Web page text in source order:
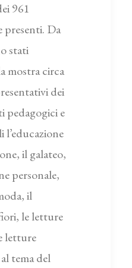
961
presenti. Da
stati
mostra circa
dei
pedagogici e
l’educazione
il galateo,
personale,
il
le letture
letture
tema del